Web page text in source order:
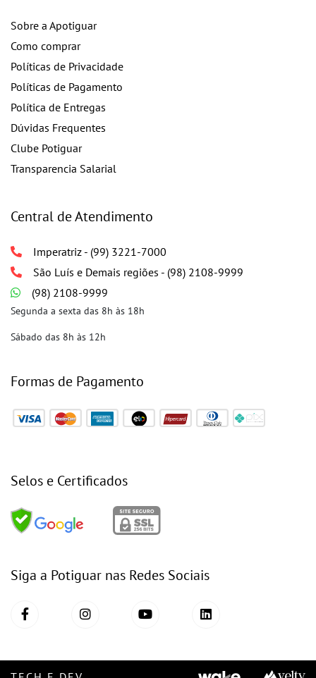
Sobre a Apotiguar
Como comprar
Políticas de Privacidade
Políticas de Pagamento
Política de Entregas
Dúvidas Frequentes
Clube Potiguar
Transparencia Salarial
Central de Atendimento
Imperatriz - (99) 3221-7000
São Luís e Demais regiões - (98) 2108-9999
(98) 2108-9999
Segunda a sexta das 8h às 18h
Sábado das 8h às 12h
Formas de Pagamento
Selos e Certificados
Siga a Potiguar nas Redes Sociais